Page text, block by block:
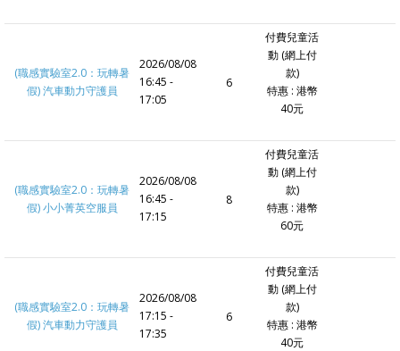
(職感實驗室2.0：玩轉暑
假) 汽車動力守護員
2026/08/08
16:45 -
17:05
6
付費兒童活
動 (網上付
款)
特惠 : 港幣
40元
(職感實驗室2.0：玩轉暑
假) 小小菁英空服員
2026/08/08
16:45 -
17:15
8
付費兒童活
動 (網上付
款)
特惠 : 港幣
60元
(職感實驗室2.0：玩轉暑
假) 汽車動力守護員
2026/08/08
17:15 -
17:35
6
付費兒童活
動 (網上付
款)
特惠 : 港幣
40元